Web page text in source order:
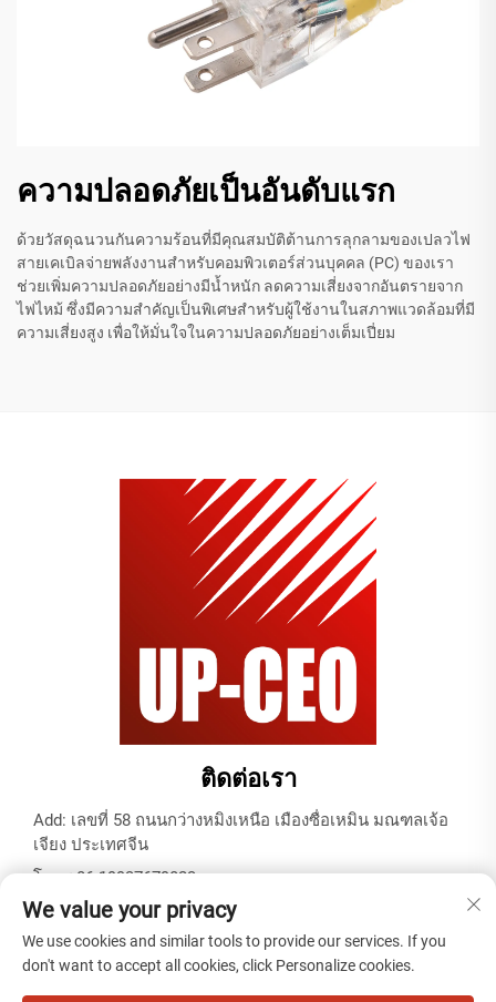
ความปลอดภัยเป็นอันดับแรก
ด้วยวัสดุฉนวนกันความร้อนที่มีคุณสมบัติต้านการลุกลามของเปลวไฟ
สายเคเบิลจ่ายพลังงานสำหรับคอมพิวเตอร์ส่วนบุคคล (PC) ของเรา
ช่วยเพิ่มความปลอดภัยอย่างมีน้ำหนัก ลดความเสี่ยงจากอันตรายจาก
ไฟไหม้ ซึ่งมีความสำคัญเป็นพิเศษสำหรับผู้ใช้งานในสภาพแวดล้อมที่มี
ความเสี่ยงสูง เพื่อให้มั่นใจในความปลอดภัยอย่างเต็มเปี่ยม
ติดต่อเรา
Add: เลขที่ 58 ถนนกว่างหมิงเหนือ เมืองซื่อเหมิน มณฑลเจ้อ
เจียง ประเทศจีน
โทร:+86-19937679823
อีเมล:[email protected]
We value your privacy
We use cookies and similar tools to provide our services. If you
don't want to accept all cookies, click Personalize cookies.